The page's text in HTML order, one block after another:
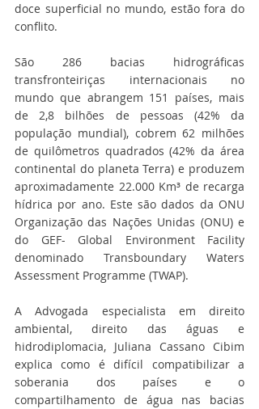
doce superficial no mundo, estão fora do
conflito.
São 286 bacias hidrográficas
transfronteiriças internacionais no
mundo que abrangem 151 países, mais
de 2,8 bilhões de pessoas (42% da
população mundial), cobrem 62 milhões
de quilômetros quadrados (42% da área
continental do planeta Terra) e produzem
aproximadamente 22.000 Km³ de recarga
hídrica por ano. Este são dados da ONU
Organização das Nações Unidas (ONU) e
do GEF- Global Environment Facility
denominado Transboundary Waters
Assessment Programme (TWAP).
A Advogada especialista em direito
ambiental, direito das águas e
hidrodiplomacia, Juliana Cassano Cibim
explica como é difícil compatibilizar a
soberania dos países e o
compartilhamento de água nas bacias